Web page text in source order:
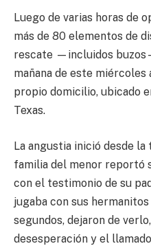
Luego de varias horas de
más de 80 elementos de
rescate —incluidos
mañana de este
propio domicilio, ubicado
Texas.
La angustia inició desde
familia del menor reportó
con el testimonio de su
jugaba con sus
segundos, dejaron de
desesperación y el